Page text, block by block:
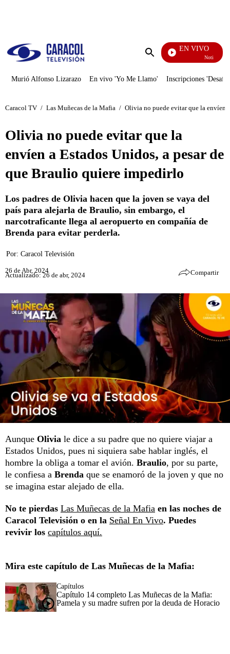
Enviar
EN VIVO
Noticias
Murió Alfonso Lizarazo En vivo 'Yo Me Llamo' Inscripciones
Caracol TV / Las Muñecas de la Mafia / Olivia no puede evitar que la envíen
Olivia no puede evitar que la
envíen a Estados Unidos, a pesar de
que Braulio quiere impedirlo
Los padres de Olivia hacen que la joven se vaya del
país para alejarla de Braulio, sin embargo, el
narcotraficante llega al aeropuerto en compañía de
Brenda para evitar perderla.
Por: Caracol Televisión
26 de Abr, 2024
Actualizado: 26 de abr, 2024 Compartir
Aunque Olivia le dice a su padre que no quiere viajar a
Estados Unidos, pues ni siquiera sabe hablar inglés, el
hombre la obliga a tomar el avión. Braulio, por su parte,
le confiesa a Brenda que se enamoró de la joven y que no
se imagina estar alejado de ella.
No te pierdas Las Muñecas de la Mafia en las noches de
Caracol Televisión o en la Señal En Vivo. Puedes
revivir los capítulos aquí.
Mira este capítulo de Las Muñecas de la Mafia:
Capítulos
Capítulo 14 completo Las Muñecas de la Mafia:
Pamela y su madre sufren por la deuda de Horacio